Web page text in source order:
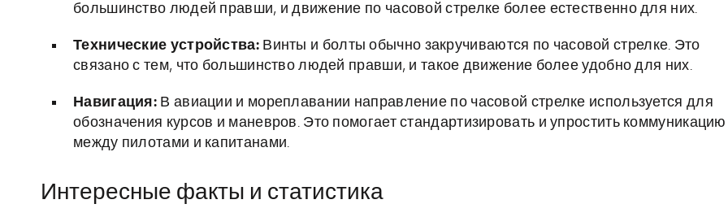
большинство людей правши, и движение по часовой стрелке более естественно для них.
Технические устройства:Винты и болты обычно закручиваются по часовой стрелке. Это
связано с тем, что большинство людей правши, и такое движение более удобно для них.
Навигация: В авиации и мореплавании направление по часовой стрелке используется для
обозначения курсов и маневров. Это помогает стандартизировать и упростить коммуникацию
между пилотами и капитанами.
Интересные факты и статистика